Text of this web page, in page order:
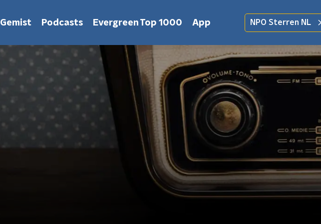
Gemist Podcasts Evergreen Top 1000 App NPO Sterren NL